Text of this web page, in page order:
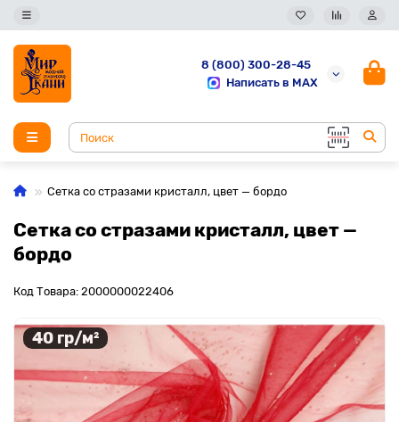
8 (800) 300-28-45
Написать в MAX
Сетка со стразами кристалл, цвет — бордо
Сетка со стразами кристалл, цвет —
бордо
Код Товара: 2000000022406
40 гр/м²